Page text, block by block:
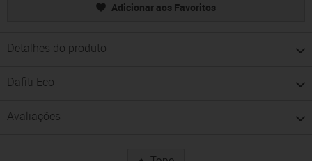
Adicionar aos Favoritos
Detalhes do produto
Dafiti Eco
Avaliações